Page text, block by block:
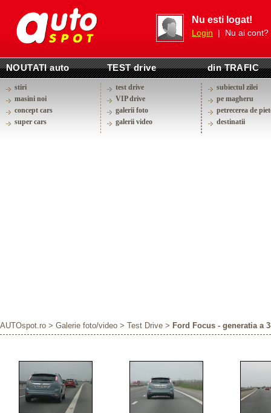
Nu esti logat!
Login| Nu ai cont?
NOUTATI auto TEST drive din TRAFIC
stiri
masini noi
concept cars
super cars
test drive
VIP drive
galerii foto
galerii video
subiectul zilei
pe magheru
petrecerea de
destinatii
AUTOspot.ro > Galerie foto/video > Test Drive > Ford Focus - generatia a